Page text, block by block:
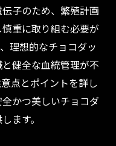
子のため、繁殖計画
重に取り組む必要が
理想的なチョコダッ
健全な血統管理が不
点とポイントを詳し
かつ美しいチョコダ
ます。